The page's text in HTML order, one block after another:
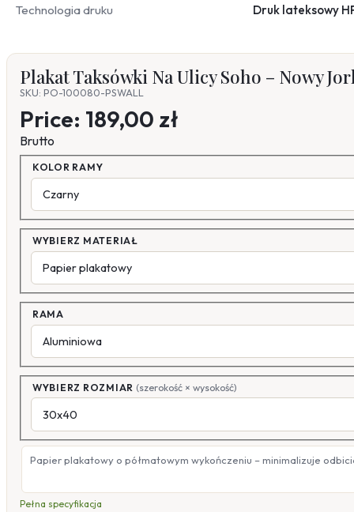
Technologia druku Druk lateksowy
Plakat Taksówki Na Ulicy Soho – Nowy
SKU: PO-100080-PSWALL
Price: 189,00 zł
Brutto
KOLOR RAMY
WYBIERZ MATERIAŁ
RAMA
WYBIERZ ROZMIAR (szerokość × wysokość)
Papier plakatowy o półmatowym wykończeniu – minimalizuje
Pełna specyfikacja